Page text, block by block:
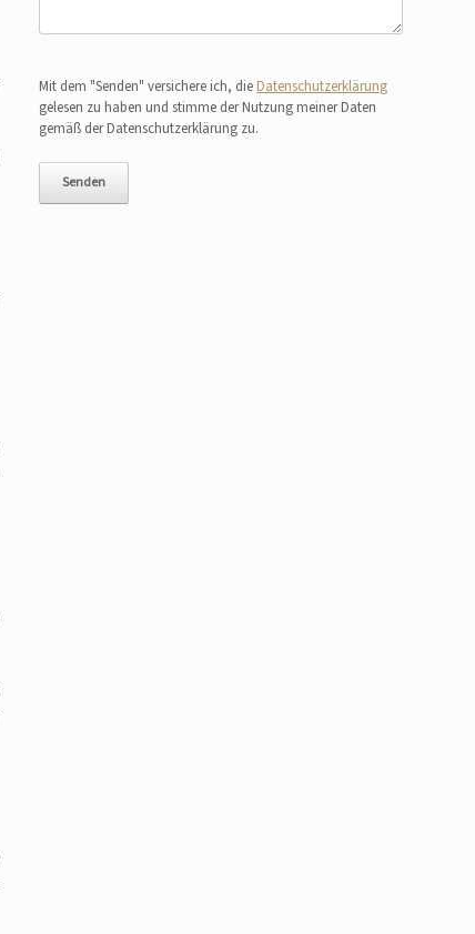
Mit dem "Senden" versichere ich, die Datenschutzerklärung
gelesen zu haben und stimme der Nutzung meiner Daten
gemäß der Datenschutzerklärung zu.